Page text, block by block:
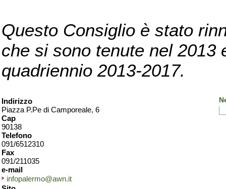
Questo Consiglio è stato
che si sono tenute nel 2013
quadriennio 2013-2017.
Indirizzo
Piazza P.Pe di Camporeale, 6
Cap
90138
Telefono
091/6512310
Fax
091/211035
e-mail
infopalermo@awn.it